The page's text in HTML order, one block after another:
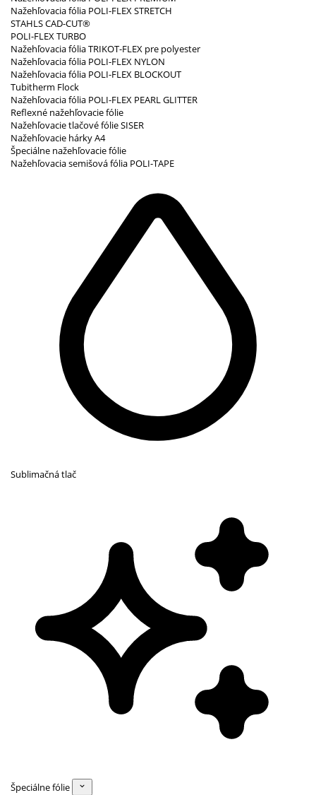
Nažehľovacia fólia POLI-FLEX STRETCH
STAHLS CAD-CUT®
POLI-FLEX TURBO
Nažehľovacia fólia TRIKOT-FLEX pre polyester
Nažehľovacia fólia POLI-FLEX NYLON
Nažehľovacia fólia POLI-FLEX BLOCKOUT
Tubitherm Flock
Nažehľovacia fólia POLI-FLEX PEARL GLITTER
Reflexné nažehľovacie fólie
Nažehľovacie tlačové fólie SISER
Nažehľovacie hárky A4
Špeciálne nažehľovacie fólie
Nažehľovacia semišová fólia POLI-TAPE
Sublimačná tlač
Špeciálne fólie